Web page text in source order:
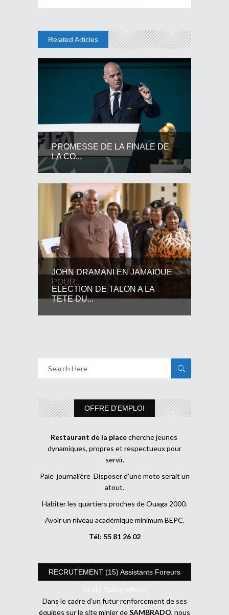
Related Articles
PROMESSE DE LA FINALE DE
LA CO...
JOHN DRAMANI EN JAMAIQUE
POUR...
ELECTION DE TALON A LA
TETE DU...
OFFRE D’EMPLOI
Restaurant de la placecherche jeunes
dynamiques, propres et respectueux pour
servir.
Paie journalière Disposer d’une moto serait un
atout.
Habiter les quartiers proches de Ouaga 2000.
Avoir un niveau académique minimum BEPC.
Tél: 55 81 26 02
RECRUTEMENT (15) Assistants Foreurs
et (1) Safety officer
Dans le cadre d’un futur renforcement de ses
équipes sur le site minier deSAMBRADO, nous